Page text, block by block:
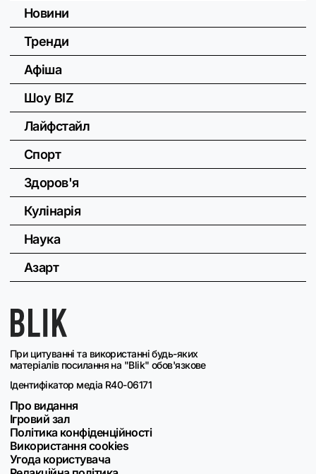
При цитуванні та використанні будь-яких
матеріалів посилання на "Blik" обов'язкове
Ідентифікатор медіа R40-06171
Про видання
Ігровий зал
Політика конфіденційності
Використання cookies
Угода користувача
Новини
Тренди
Афіша
Шоу BIZ
Лайфстайл
Спорт
Здоров'я
Кулінарія
Наука
Азарт